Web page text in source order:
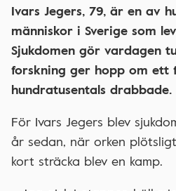
Ivars Jegers, 79, är en av
människor i Sverige som
Sjukdomen gör vardagen
forskning ger hopp om ett
hundratusentals drabbade.
För Ivars Jegers blev
år sedan, när orken
kort sträcka blev en kamp.